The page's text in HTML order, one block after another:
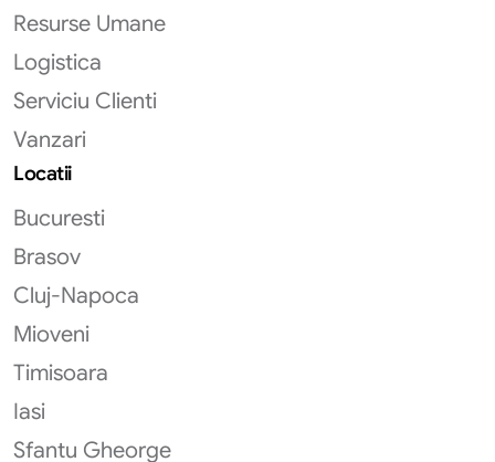
Resurse Umane
Logistica
Serviciu Clienti
Vanzari
Locatii
Bucuresti
Brasov
Cluj-Napoca
Mioveni
Timisoara
Iasi
Sfantu Gheorge